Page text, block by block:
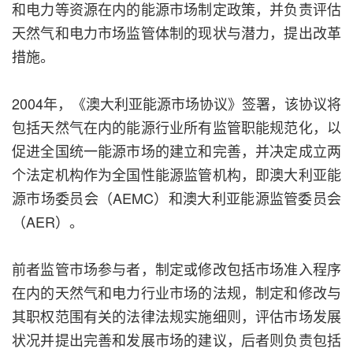
和电力等资源在内的能源市场制定政策，并负责评估
天然气和电力市场监管体制的现状与潜力，提出改革
措施。
2004年，《澳大利亚能源市场协议》签署，该协议将
包括天然气在内的能源行业所有监管职能规范化，以
促进全国统一能源市场的建立和完善，并决定成立两
个法定机构作为全国性能源监管机构，即澳大利亚能
源市场委员会（AEMC）和澳大利亚能源监管委员会
（AER）。
前者监管市场参与者，制定或修改包括市场准入程序
在内的天然气和电力行业市场的法规，制定和修改与
其职权范围有关的法律法规实施细则，评估市场发展
状况并提出完善和发展市场的建议，后者则负责包括